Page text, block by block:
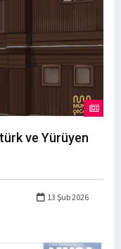
ve Yürüyen
13 Şub 2026